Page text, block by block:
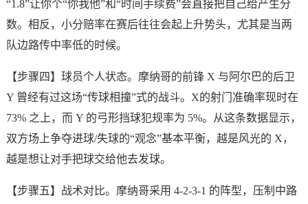
“1.8”让你个“你我他”和“时间手续费”会直接把自己给产生分
数。相反，小分赔率在赛后往往会起上升势头，尤其是当两
队边路传中率低的时候。
【步骤四】球员个人状态。摩纳哥的前锋 X 与阿尔巴的后卫
Y 曾经有过这场“传球相撞”式的战斗。X的射门准确率现时在
73% 之上，而 Y 的弓形挡球犯规率为 5%。从这条数据显示，
双方场上争夺进球/失球的“观念”基本平衡，越是风光的 X，
越是想让对手把球交给他去发球。
【步骤五】战术对比。摩纳哥采用 4-2-3-1 的阵型，压制中路